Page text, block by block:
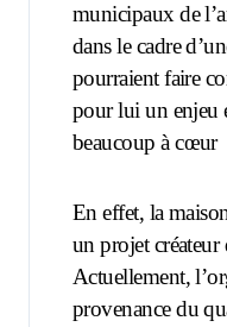
municipaux de
dans le cadre
pourraient faire
pour lui un enjeu
beaucoup à cœur
En effet, la
un projet
Actuellement,
provenance du